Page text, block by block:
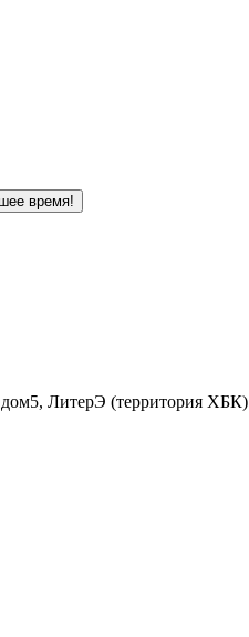
время!
ЛитерЭ (территория ХБК)